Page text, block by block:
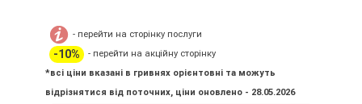
- перейти на сторінку послуги
-10%
- перейти на акційну сторінку
*всі ціни вказані в гривнях орієнтовні та можуть
відрізнятися від поточних, ціни оновлено - 28.05.2026